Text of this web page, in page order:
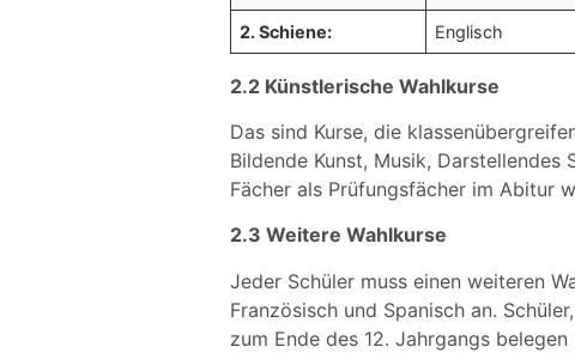
2. Schiene: Englisch
2.2 Künstlerische Wahlkurse
Das sind Kurse, die
Bildende Kunst, Musik,
Fächer als Prüfungsfächer im Abitur
2.3 Weitere Wahlkurse
Jeder Schüler muss einen weiteren
Französisch und Spanisch an.
zum Ende des 12. Jahrgangs